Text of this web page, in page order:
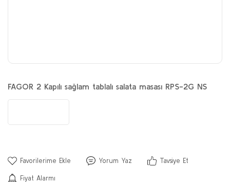
FAGOR 2 Kapılı sağlam tablalı salata masası RPS-2G NS
Yorum Yaz Tavsiye Et
Fiyat Alarmı